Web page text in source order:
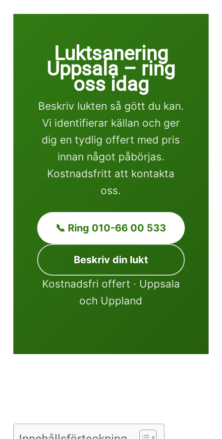
Luktsanering
Uppsala – ring
oss idag
Beskriv lukten så gött du kan.
Vi identifierar källan och ger
dig en tydlig offert med pris
innan något påbörjas.
Kostnadsfritt att kontakta
oss.
📞 Ring 010-66 00 533
Beskriv din lukt
Kostnadsfri offert · Uppsala
och Uppland